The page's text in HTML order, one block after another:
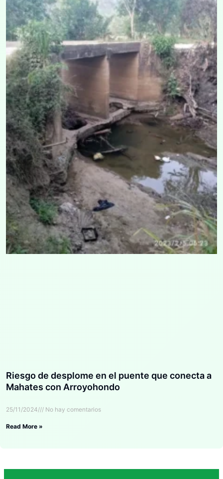
Riesgo de desplome en el puente que conecta a
Mahates con Arroyohondo
25/11/2024 No hay comentarios
Read More »